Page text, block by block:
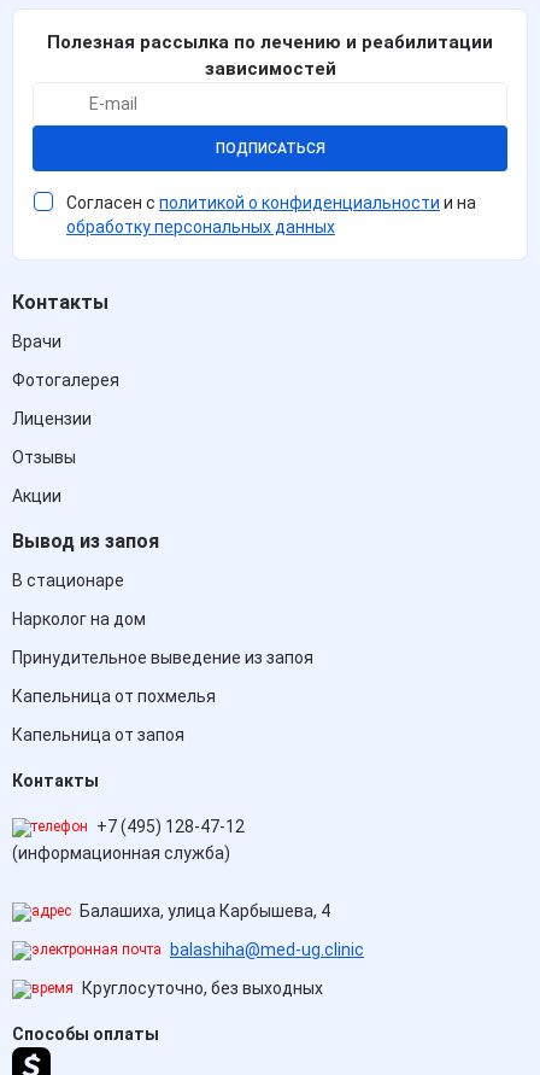
Полезная рассылка по лечению и реабилитации
зависимостей
ПОДПИСАТЬСЯ
Согласен с политикой о конфиденциальности и на
обработку персональных данных
Контакты
Врачи
Фотогалерея
Лицензии
Отзывы
Акции
Вывод из запоя
В стационаре
Нарколог на дом
Принудительное выведение из запоя
Капельница от похмелья
Капельница от запоя
Контакты
+7 (495) 128-47-12
(информационная служба)
Балашиха, улица Карбышева, 4
balashiha@med-ug.clinic
Круглосуточно, без выходных
Способы оплаты